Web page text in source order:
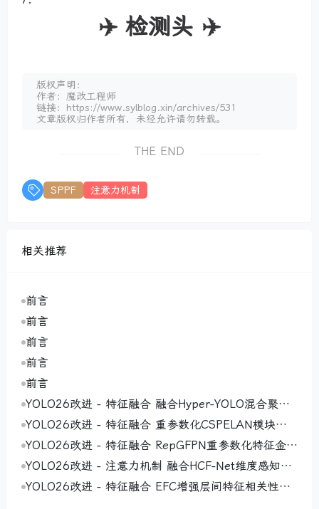
✈️ 检测头 ✈️
版权声明：
作者：魔改工程师
链接：https://www.sylblog.xin/archives/531
文章版权归作者所有，未经允许请勿转载。
THE END
SPPF 注意力机制
相关推荐
前言
前言
前言
前言
前言
YOLO26改进 - 特征融合 融合Hyper-YOLO混合聚合
网络MANet（Mixed Aggregation Network）通过多
路径设计实现高效特征学习与模型适应性提升
YOLO26改进 - 特征融合 重参数化CSPELAN模块（R
eparameterized CSPELAN Module）通过结构重参
数化实现高效特征提取
YOLO26改进 - 特征融合 RepGFPN重参数化特征金字
塔网络 ，实现高效多尺度特征交互与融合
YOLO26改进 - 注意力机制 融合HCF-Net维度感知选
择性整合模块DASI 增强小目标显著性
YOLO26改进 - 特征融合 EFC增强层间特征相关性，